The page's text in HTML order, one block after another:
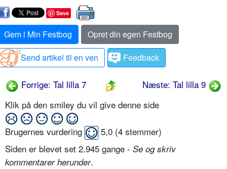
Save
Gem i Min Festbog
Opret din egen Festbog
Send artikel til en ven
Feedback
Forrige: Tal lilla 7
Næste: Tal lilla 9
Klik på den smiley du vil give denne side
Brugernes vurdering 5,0 (4 stemmer)
Siden er blevet set 2.945 gange - Se og skriv
kommentarer herunder.